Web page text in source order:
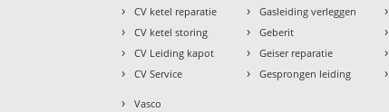
› CV ketel reparatie
› CV ketel storing
› CV Leiding kapot
› CV Service
› Gasleiding verleggen
› Geberit
› Geiser reparatie
› Gesprongen leiding
›
›
›
›
› Vasco